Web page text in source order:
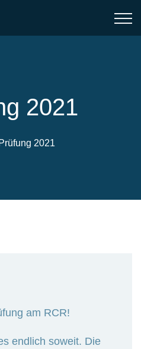
2021
2021
am RCR!
endlich soweit. Die